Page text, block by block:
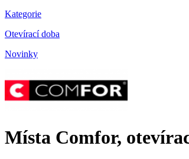
Kategorie
Otevírací doba
Novinky
Místa Comfor,